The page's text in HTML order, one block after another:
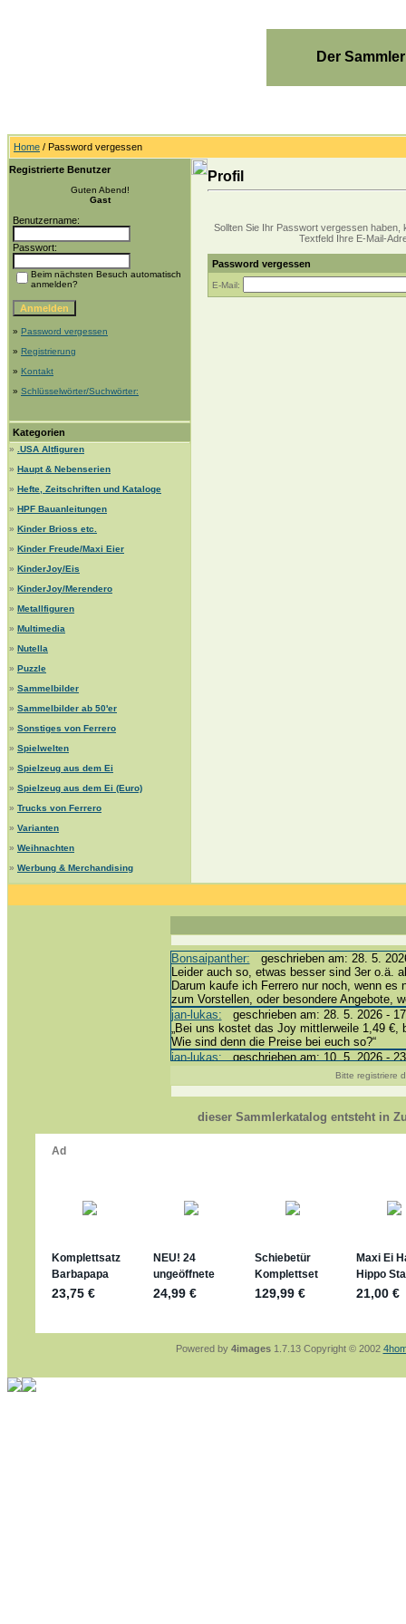
Der
Home / Password vergessen
Registrierte Benutzer
Guten Abend!
Gast
Benutzername:
Passwort:
Beim nächsten Besuch automatisch
anmelden?
» Password vergessen
» Registrierung
» Kontakt
» Schlüsselwörter/Suchwörter:
Kategorien
»
.USA Altfiguren
» Haupt & Nebenserien
» Hefte, Zeitschriften und Kataloge
» HPF Bauanleitungen
» Kinder Brioss etc.
» Kinder Freude/Maxi Eier
» KinderJoy/Eis
» KinderJoy/Merendero
» Metallfiguren
» Multimedia
» Nutella
» Puzzle
» Sammelbilder
» Sammelbilder ab 50'er
» Sonstiges von Ferrero
» Spielwelten
» Spielzeug aus dem Ei
» Spielzeug aus dem Ei (Euro)
» Trucks von Ferrero
» Varianten
» Weihnachten
» Werbung & Merchandising
Profil
Sollten Sie Ihr Passwort vergessen haben,
Textfeld Ihre E-Mail-
Password vergessen
E-Mail:
Bonsaipanther: geschrieben am: 28. 5.
Leider auch so, etwas besser sind 3er o.ä.
Darum kaufe ich Ferrero nur noch, wenn es
zum Vorstellen, oder besondere Angebote,
jan-lukas: geschrieben am: 28. 5. 2026 -
„Bei uns kostet das Joy mittlerweile 1,49 €,
Wie sind denn die Preise bei euch so?“
jan-lukas:geschrieben am: 10. 5. 2026 -
Bonsaipanther:geschrieben am: 10. 5.
@ Harald
https://www.ue-ei-portal-
Dein Enkel sollte zur Strafe die nächsten 3
jan-lukas:
geschrieben am: 29. 4. 2026 -
https://www.ferrero-
stimmt, jetzt fällt es mir auch ein
*Bussi*
Bonsaipanther:
geschrieben am: 28. 4.
So habe ich das in Erinnerung ... oder?
jan-lukas:geschrieben am: 28. 4. 2026 -
Bitte registriere
dieser Sammlerkatalog entsteht in
Powered by 4images1.7.13 Copyright © 2002